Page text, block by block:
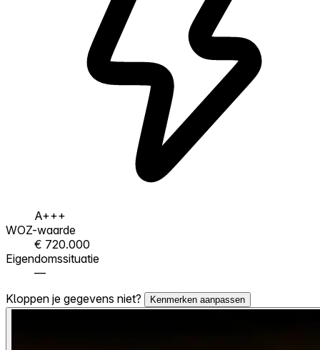
A+++
WOZ-waarde
€ 720.000
Eigendomssituatie
—
Kloppen je gegevens niet?
Kenmerken aanpassen